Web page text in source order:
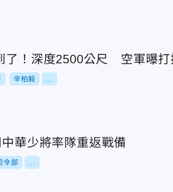
了！深度2500公尺 空軍曝打
辛柏毅
華少將率隊重返戰備
令部